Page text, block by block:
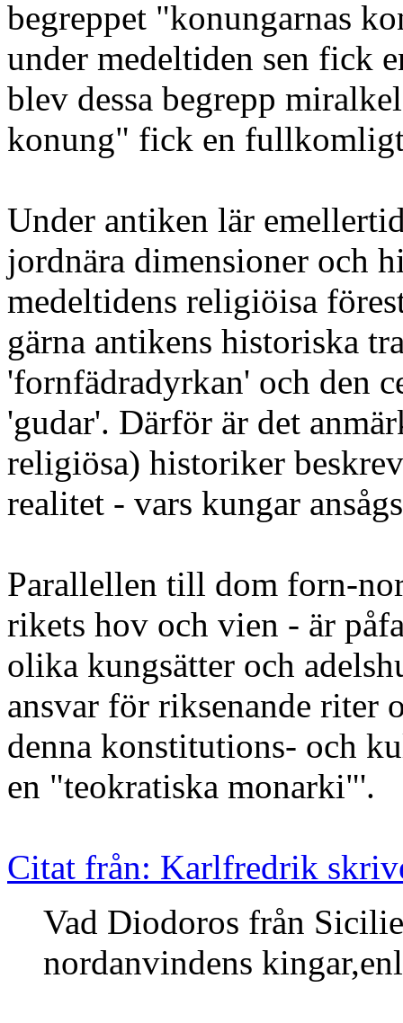
begreppet "konungarnas
under medeltiden sen fick
blev dessa begrepp
konung" fick en
Under antiken lär
jordnära dimensioner och
medeltidens religiöisa
gärna antikens historiska
'fornfädradyrkan' och den
'gudar'. Därför är det
religiösa) historiker
realitet - vars kungar
Parallellen till dom forn-
rikets hov och vien - är
olika kungsätter och
ansvar för riksenande
denna konstitutions- och
en "teokratiska
Citat från: Karlfredrik
Vad Diodoros från
nordanvindens